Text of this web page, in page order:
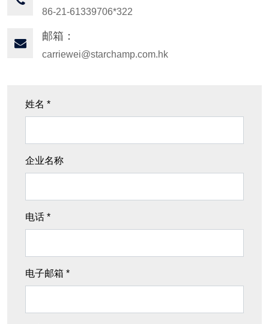
86-21-61339706*322
邮箱：
carriewei@starchamp.com.hk
姓名 *
企业名称
电话 *
电子邮箱 *